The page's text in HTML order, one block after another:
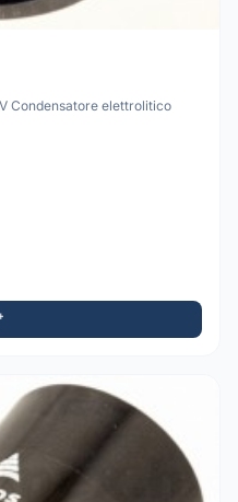
Condensatore elettrolitico